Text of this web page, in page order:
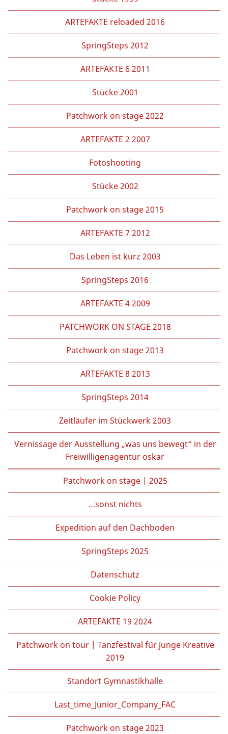
ARTEFAKTE reloaded 2016
SpringSteps 2012
ARTEFAKTE 6 2011
Stücke 2001
Patchwork on stage 2022
ARTEFAKTE 2 2007
Fotoshooting
Stücke 2002
Patchwork on stage 2015
ARTEFAKTE 7 2012
Das Leben ist kurz 2003
SpringSteps 2016
ARTEFAKTE 4 2009
PATCHWORK ON STAGE 2018
Patchwork on stage 2013
ARTEFAKTE 8 2013
SpringSteps 2014
Zeitläufer im Stückwerk 2003
Vernissage der Ausstellung „was uns bewegt“ in der
Freiwilligenagentur oskar
Patchwork on stage | 2025
…sonst nichts
Expedition auf den Dachboden
SpringSteps 2025
Datenschutz
Cookie Policy
ARTEFAKTE 19 2024
Patchwork on tour | Tanzfestival für junge Kreative
2019
Standort Gymnastikhalle
Last_time_Junior_Company_FAC
Patchwork on stage 2023